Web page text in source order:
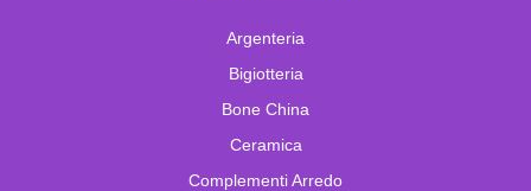
Argenteria
Bigiotteria
Bone China
Ceramica
Complementi Arredo